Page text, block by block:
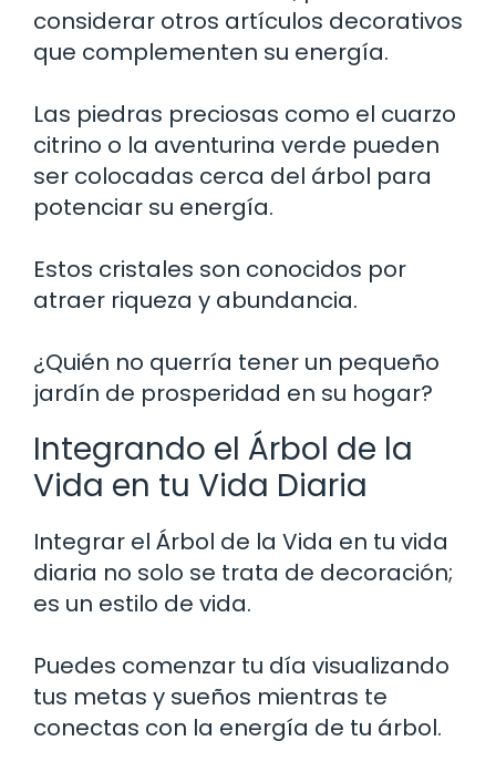
considerar otros artículos decorativos
que complementen su energía.
Las piedras preciosas como el cuarzo
citrino o la aventurina verde pueden
ser colocadas cerca del árbol para
potenciar su energía.
Estos cristales son conocidos por
atraer riqueza y abundancia.
¿Quién no querría tener un pequeño
jardín de prosperidad en su hogar?
Integrando el Árbol de la
Vida en tu Vida Diaria
Integrar el Árbol de la Vida en tu vida
diaria no solo se trata de decoración;
es un estilo de vida.
Puedes comenzar tu día visualizando
tus metas y sueños mientras te
conectas con la energía de tu árbol.